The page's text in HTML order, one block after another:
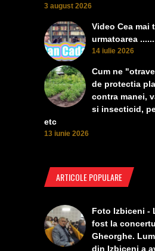
3 august 2026
Video Cea mai
urmatoarea
14 iulie 2026
Cum ne
de protectia
contra manei,
si insecticid,
etc
13 iunie 2026
ARTICOLE POPULARE
Foto Izbiceni -
fost la
Gheorghe.
din Izbiceni a